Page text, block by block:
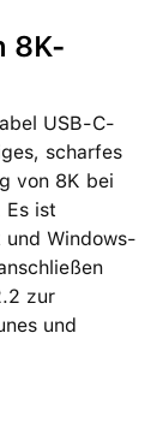
8K-
USB-C-
scharfes
von 8K bei
Es ist
Windows-
zur
und